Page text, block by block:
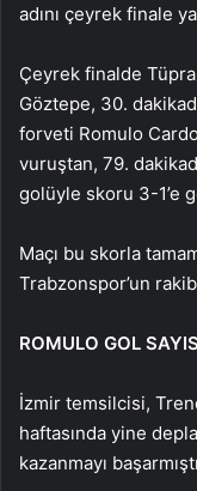
adını çeyrek finale
Çeyrek finalde
Göztepe, 30.
forveti Romulo
vuruştan, 79.
golüyle skoru 3-1’e
Maçı bu skorla
Trabzonspor’un
ROMULO GOL
İzmir temsilcisi,
haftasında yine
kazanmayı